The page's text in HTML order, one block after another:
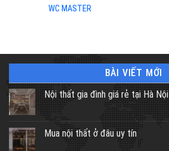
WC MASTER
BÀI VIẾT MỚI
Nội thất gia đình giá rẻ tại Hà Nội
Mua nội thất ở đâu uy tín